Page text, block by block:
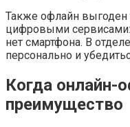
Также офлайн выгоден
цифровыми
нет смартфона. В
персонально и
Когда онлайн-
преимущество